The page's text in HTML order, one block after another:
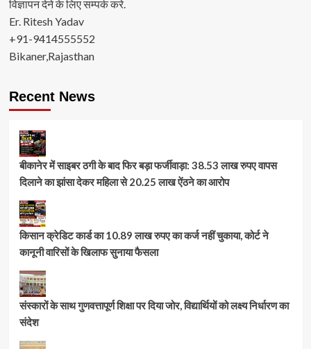
विज्ञापन देने के लिए सम्पर्क करे.
Er. Ritesh Yadav
+91-9414555552
Bikaner,Rajasthan
Recent News
बीकानेर में साइबर ठगी के बाद फिर बड़ा फर्जीवाड़ा: 38.53 लाख रुपए वापस
दिलाने का झांसा देकर महिला से 20.25 लाख ऐंठने का आरोप
किसान क्रेडिट कार्ड का 10.89 लाख रुपए का कर्ज नहीं चुकाया, कोर्ट ने
कानूनी वारिसों के खिलाफ सुनाया फैसला
संस्कारों के साथ गुणवत्तापूर्ण शिक्षा पर दिया जोर, विद्यार्थियों को लक्ष्य निर्धारण का
संदेश